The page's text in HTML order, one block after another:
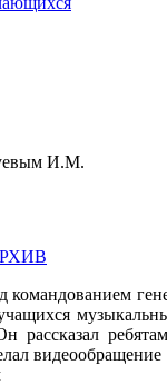
И.М.
командованием